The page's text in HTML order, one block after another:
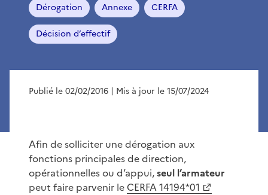
Dérogation Annexe CERFA
Décision d’effectif
Publié le 02/02/2016 | Mis à jour le 15/07/2024
Afin de solliciter une dérogation aux
fonctions principales de direction,
opérationnelles ou d’appui,seul l’armateur
peut faire parvenir le CERFA 14194*01